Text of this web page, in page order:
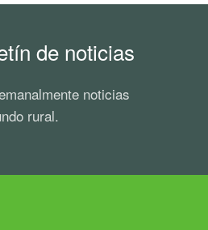
de noticias
noticias
rural.